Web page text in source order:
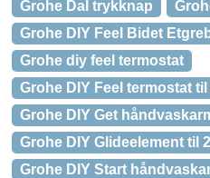
Grohe Dal trykknap
Grohe DIY Feel Bidet
Grohe diy feel termostat
Grohe DIY Feel termostat
Grohe DIY Get
Grohe DIY Glideelement til
Grohe DIY Start